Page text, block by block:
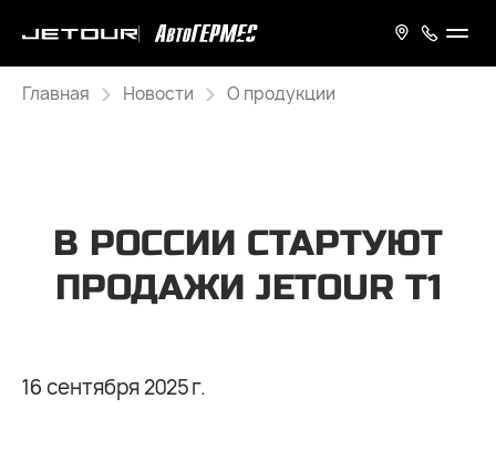
Главная Новости О продукции
В РОССИИ СТАРТУЮТ
ПРОДАЖИ JETOUR Т1
16 сентября 2025 г.